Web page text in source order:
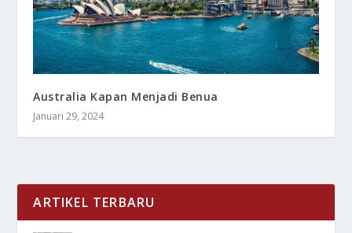
Australia Kapan Menjadi Benua
Januari 29, 2024
ARTIKEL TERBARU